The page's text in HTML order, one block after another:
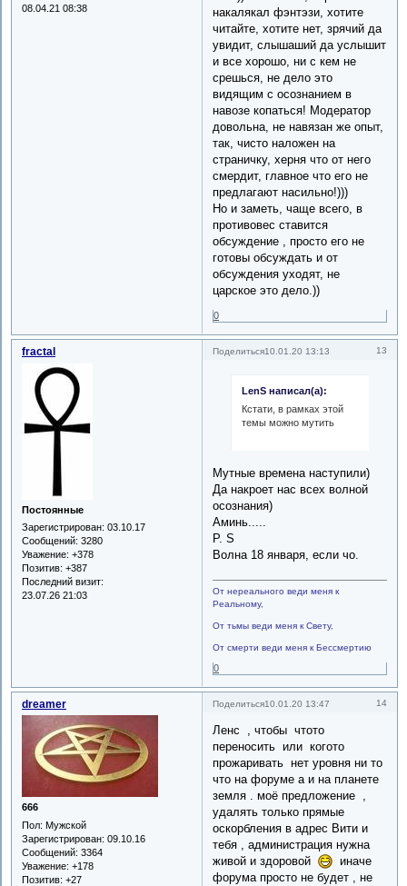
08.04.21 08:38
накалякал фэнтэзи, хотите
читайте, хотите нет, зрячий да
увидит, слышаший да услышит
и все хорошо, ни с кем не
срешься, не дело это
видящим с осознанием в
навозе копаться! Модератор
довольна, не навязан же опыт,
так, чисто наложен на
страничку, херня что от него
смердит, главное что его не
предлагают насильно!)))
Но и заметь, чаще всего, в
противовес ставится
обсуждение , просто его не
готовы обсуждать и от
обсуждения уходят, не
царское это дело.))
0
Поделиться 13
10.01.20 13:13
fractal
Постоянные
Зарегистрирован: 03.10.17
Сообщений: 3280
Уважение: +378
Позитив: +387
Последний визит:
23.07.26 21:03
LenS написал(а):
Кстати, в рамках этой
темы можно мутить
Мутные времена наступили)
Да накроет нас всех волной
осознания)
Аминь.....
P. S
Волна 18 января, если чо.
От нереального веди меня к
Реальному,
От тьмы веди меня к Свету,
От смерти веди меня к Бессмертию
0
Поделиться 14
10.01.20 13:47
dreamer
666
Пол: Мужской
Зарегистрирован: 09.10.16
Сообщений: 3364
Уважение: +178
Позитив: +27
Ленс , чтобы чтото
переносить или когото
прожаривать нет уровня ни то
что на форуме а и на планете
земля . моё предложение ,
удалять только прямые
оскорбления в адрес Вити и
тебя , администрация нужна
живой и здоровой
иначе
форума просто не будет , не